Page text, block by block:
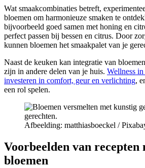
Wat smaakcombinaties betreft,
bloemen om harmonieuze smaken te
bijvoorbeeld goed samen met honing en
perfect passen bij bessen en citrus. Door
kunnen bloemen het smaakpalet van je
Naast de keuken kan integratie van
zijn in andere delen van je huis. Wellness
investeren in comfort, geur en verlichting,
een rol spelen.
Afbeelding: matthiasboeckel /
Voorbeelden van recepten
bloemen